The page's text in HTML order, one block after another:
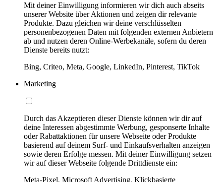
Mit deiner Einwilligung informieren wir dich auch abseits
unserer Website über Aktionen und zeigen dir relevante
Produkte. Dazu gleichen wir deine verschlüsselten
personenbezogenen Daten mit folgenden externen Anbietern
ab und nutzen deren Online-Werbekanäle, sofern du deren
Dienste bereits nutzt:
Bing, Criteo, Meta, Google, LinkedIn, Pinterest, TikTok
Marketing
Durch das Akzeptieren dieser Dienste können wir dir auf
deine Interessen abgestimmte Werbung, gesponserte Inhalte
oder Rabattaktionen für unsere Webseite oder Produkte
basierend auf deinem Surf- und Einkaufsverhalten anzeigen
sowie deren Erfolge messen. Mit deiner Einwilligung setzen
wir auf dieser Webseite folgende Drittdienste ein:
Meta-Pixel, Microsoft Advertising, Klickbasierte